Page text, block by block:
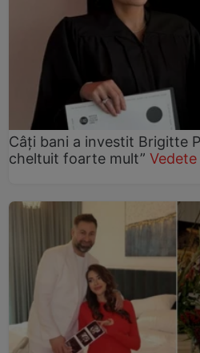
Câți bani a investit Brigitte
cheltuit foarte mult”